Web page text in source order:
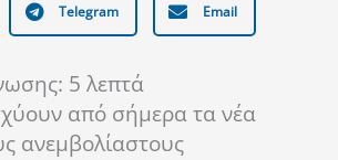
Telegram Email
5 λεπτά
από σήμερα τα νέα
ανεμβολίαστους